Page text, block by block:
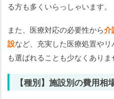
る方も多くいらっしゃいます。
また、医療対応の必要性から介
設など、充実した医療処置や
も選ばれることも少なくありま
【種別】施設別の費用相